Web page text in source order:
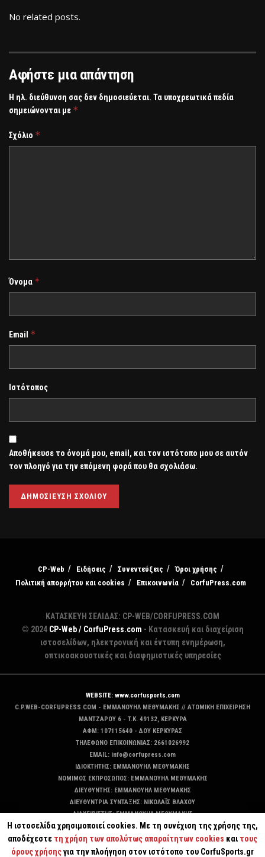
No related posts.
Αφήστε μια απάντηση
Η ηλ. διεύθυνση σας δεν δημοσιεύεται. Τα υποχρεωτικά πεδία
σημειώνονται με *
Σχόλιο *
Όνομα *
Email *
Ιστότοπος
Αποθήκευσε το όνομά μου, email, και τον ιστότοπο μου σε αυτόν
τον πλοηγό για την επόμενη φορά που θα σχολιάσω.
CP-Web Ειδήσεις Συνεντεύξεις
Όροι χρήσης
Πολιτική απορρήτου και cookies
Επικοινωνία CorfuPress.com
ΚΑΤΑΣΚΕΥΗ ΣΕΛΙΔΑΣ: CP-WEB/CORFUPRESS.COM
© 2024 CP-Web / CorfuPress.com - Κατασκευή και διαχείριση
ιστοσελίδων, ηλεκτρονική και έντυπη ενημέρωση,
οπτικοακουστικές και διαφημιστικές υπηρεσίες
WEBSITE: www.corfusports.com
C.P.WEB-CORFUPRESS.COM - ΕΜΜΑΝΟΥΗΛ ΜΕΘΥΜΑΚΗΣ // ΑΤΟΜΙΚΗ ΕΠΙΧΕΙΡΗΣΗ
MANTZAΡΟΥ 6 - T.K. 49132, ΚΕΡΚΥΡΑ
ΑΦΜ: 107115640 - ΔΟΥ ΚΕΡΚΥΡΑΣ
ΤΗΛΕΦΩΝΟ ΕΠΙΚΟΙΝΩΝΙΑΣ: 2661026992
EMAIL: info@corfupress.com
ΙΔΙΟΚΤΗΤΗΣ: EMMANOYΗΛ ΜΕΘΥΜΑΚΗΣ
ΝΟΜΙΜΟΣ ΕΚΠΡΟΣΩΠΟΣ: EMMANOYΗΛ ΜΕΘΥΜΑΚΗΣ
ΔΙΕΥΘΥΝΤΗΣ: EMMANOYΗΛ ΜΕΘΥΜΑΚΗΣ
ΔΙΕΥΘΥΝΤΡΙΑ ΣΥΝΤΑΞΗΣ: ΝΙΚΟΛΑΪΣ ΒΛΑΧΟΥ
ΔΙΑΧΕΙΡΙΣΤΗΣ: EMMANOYΗΛ ΜΕΘΥΜΑΚΗΣ
ΔΙΚΑΙΟΥΧΟΣ DOMAIN: ΕΜΜΑΝΟΥΗΛ ΜΕΘΥΜΑΚΗΣ
Η ιστοσελίδα χρησιμοποιεί cookies. Με τη συνέχιση της χρήσης της,
αποδέχεστε τη χρήση των απολύτως απαραίτητων cookies και τους
όρους χρήσηςγια την πλοήγηση στον ιστότοπο του CorfuSports.gr